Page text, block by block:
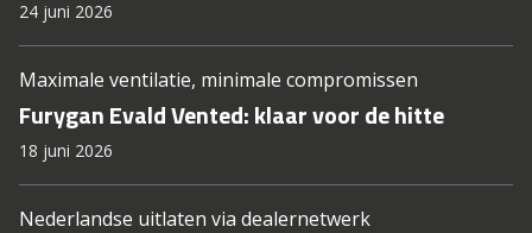
24 juni 2026
Maximale ventilatie, minimale compromissen
Furygan Evald Vented: klaar voor de hitte
18 juni 2026
Nederlandse uitlaten via dealernetwerk